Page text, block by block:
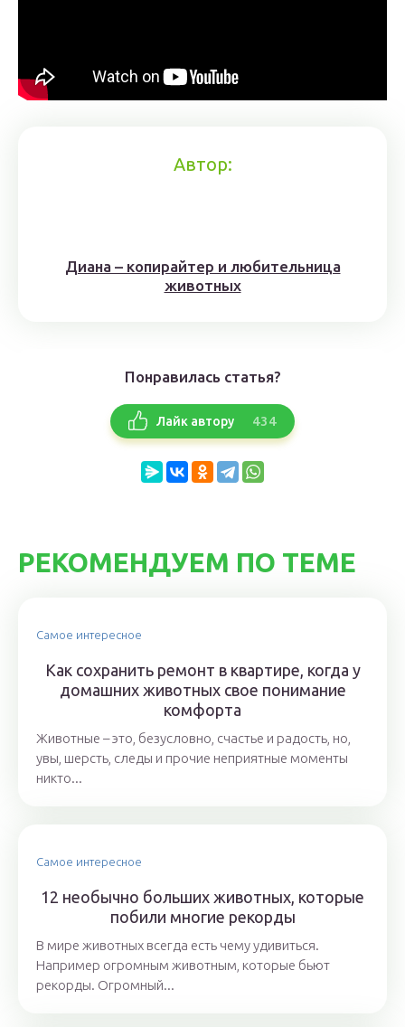
Автор:
Диана – копирайтер и любительница
животных
Понравилась статья?
Лайк автору 434
РЕКОМЕНДУЕМ ПО ТЕМЕ
Самое интересное
Как сохранить ремонт в квартире, когда у
домашних животных свое понимание
комфорта
Животные – это, безусловно, счастье и радость, но,
увы, шерсть, следы и прочие неприятные моменты
никто...
Самое интересное
12 необычно больших животных, которые
побили многие рекорды
В мире животных всегда есть чему удивиться.
Например огромным животным, которые бьют
рекорды. Огромный...